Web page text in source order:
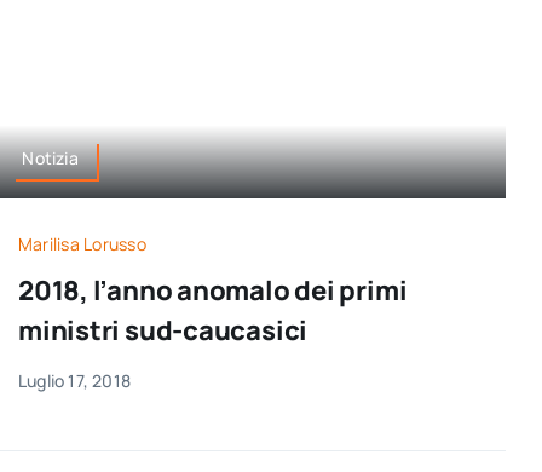
Notizia
Marilisa Lorusso
2018, l’anno anomalo dei primi
ministri sud-caucasici
Luglio 17, 2018